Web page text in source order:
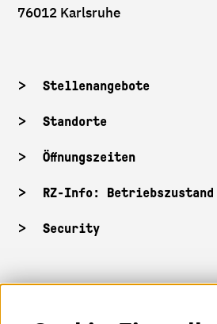
76012 Karlsruhe
Stellenangebote
Standorte
Öffnungszeiten
RZ-Info: Betriebszustand
Security
HKA-Shop